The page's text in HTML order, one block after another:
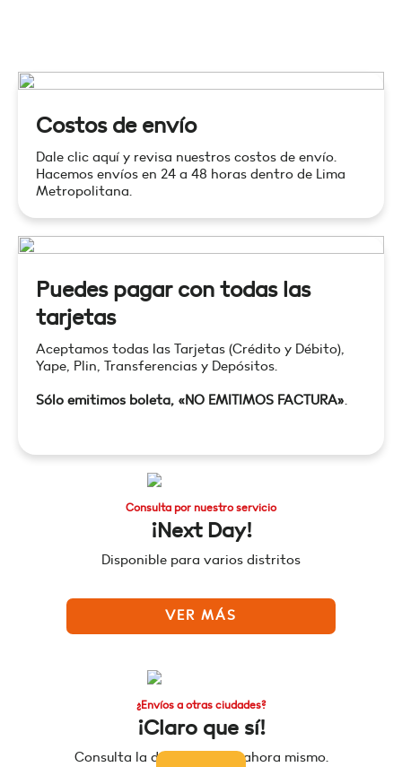
Costos de envío
Dale clic aquí y revisa nuestros costos de envío.
Hacemos envíos en 24 a 48 horas dentro de Lima
Metropolitana.
Puedes pagar con todas las
tarjetas
Aceptamos todas las Tarjetas (Crédito y Débito),
Yape, Plin, Transferencias y Depósitos.
Sólo emitimos boleta, «NO EMITIMOS FACTURA».
Consulta por nuestro servicio
¡Next Day!
Disponible para varios distritos
VER MÁS
¿Envíos a otras ciudades?
¡Claro que sí!
Consulta la disponibilidad ahora mismo.